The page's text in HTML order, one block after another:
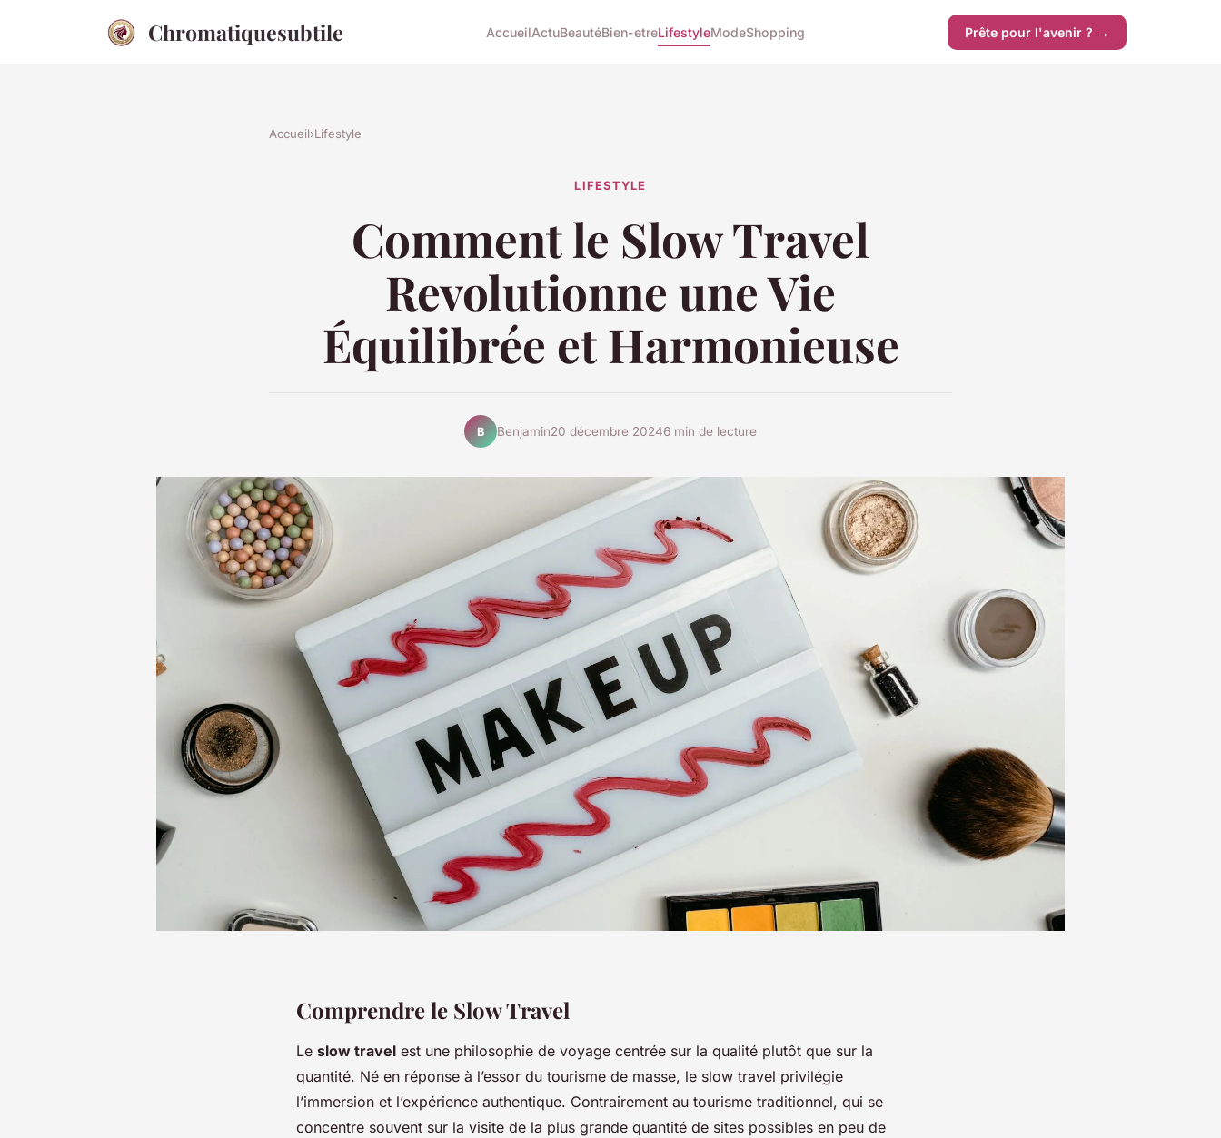
Chromatiquesubtile AccueilActuBeautéBien-etreLifestyleModeShopping Prête pour l'avenir ? →
Accueil›Lifestyle
LIFESTYLE
Comment le Slow Travel
Revolutionne une Vie
Équilibrée et Harmonieuse
B Benjamin20 décembre 20246 min de lecture
Comprendre le Slow Travel
Le slow travel est une philosophie de voyage centrée sur la qualité plutôt que sur la
quantité. Né en réponse à l’essor du tourisme de masse, le slow travel privilégie
l’immersion et l’expérience authentique. Contrairement au tourisme traditionnel, qui se
concentre souvent sur la visite de la plus grande quantité de sites possibles en peu de